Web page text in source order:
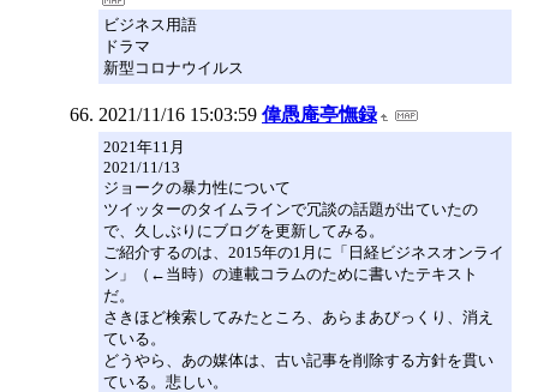
ビジネス用語
ドラマ
新型コロナウイルス
2021/11/16 15:03:59 偉愚庵亭憮録
2021年11月
2021/11/13
ジョークの暴力性について
ツイッターのタイムラインで冗談の話題が出ていたの
で、久しぶりにブログを更新してみる。
ご紹介するのは、2015年の1月に「日経ビジネスオンライ
ン」（←当時）の連載コラムのために書いたテキスト
だ。
さきほど検索してみたところ、あらまあびっくり、消え
ている。
どうやら、あの媒体は、古い記事を削除する方針を貫い
ている。悲しい。